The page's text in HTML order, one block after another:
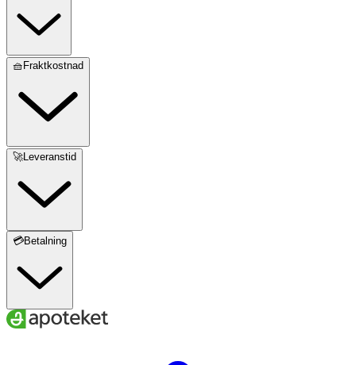
🧺Fraktkostnad
🚀Leveranstid
💳Betalning